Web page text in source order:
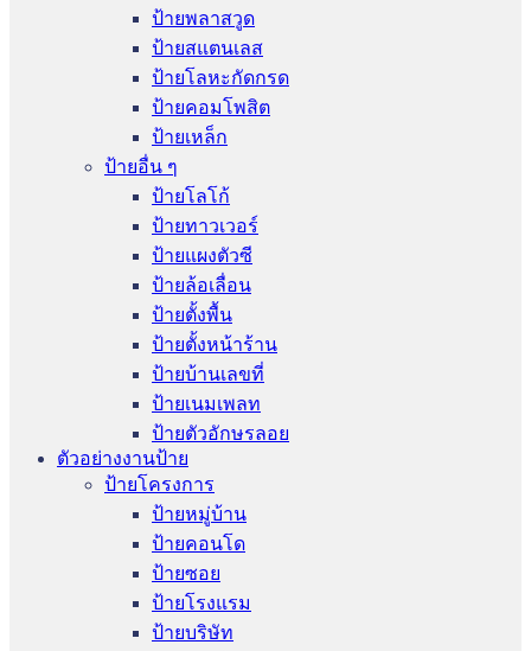
ป้ายพลาสวูด
ป้ายสแตนเลส
ป้ายโลหะกัดกรด
ป้ายคอมโพสิต
ป้ายเหล็ก
ป้ายอื่น ๆ
ป้ายโลโก้
ป้ายทาวเวอร์
ป้ายแผงตัวซี
ป้ายล้อเลื่อน
ป้ายตั้งพื้น
ป้ายตั้งหน้าร้าน
ป้ายบ้านเลขที่
ป้ายเนมเพลท
ป้ายตัวอักษรลอย
ตัวอย่างงานป้าย
ป้ายโครงการ
ป้ายหมู่บ้าน
ป้ายคอนโด
ป้ายซอย
ป้ายโรงแรม
ป้ายบริษัท